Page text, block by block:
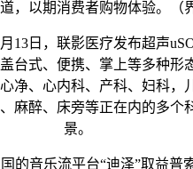
，以期消费者购物体验。（
日，联影医疗发布超声
台式、便携、掌上等多种形
净、心内科、产科、妇科，
麻醉、床旁等正在内的多个
景。
音乐流平台“迪泽”取益普